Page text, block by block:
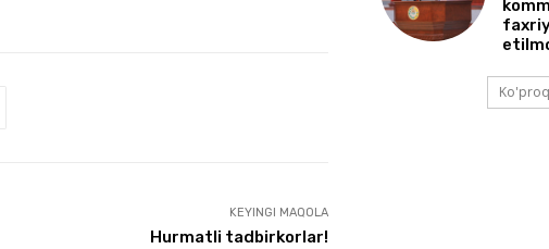
KEYINGI MAQOLA
Hurmatli tadbirkorlar!